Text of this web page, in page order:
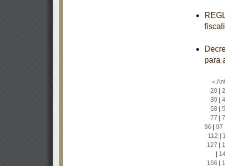
para
«
20|
39
58
77
96
97
112
127
156